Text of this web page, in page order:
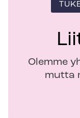
Olemme
mutta